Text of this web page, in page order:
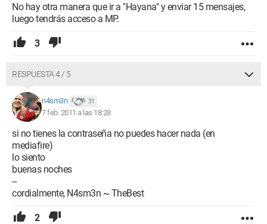
No hay otra manera que ir a "Hayana" y enviar 15 mensajes,
luego tendrás acceso a MP.
3
RESPUESTA 4 / 5
n4sm3n 31
7 feb. 2011 a las 18:28
si no tienes la contraseña no puedes hacer nada (en
mediafire)
lo siento
buenas noches
--
cordialmente, N4sm3n ~ TheBest
2